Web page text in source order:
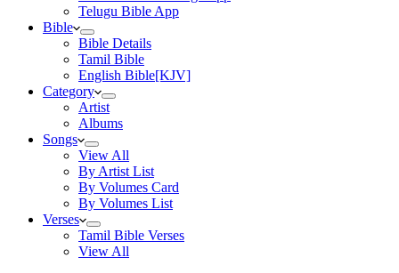
Telugu Bible App
Bible
Bible Details
Tamil Bible
English Bible[KJV]
Category
Artist
Albums
Songs
View All
By Artist List
By Volumes Card
By Volumes List
Verses
Tamil Bible Verses
View All